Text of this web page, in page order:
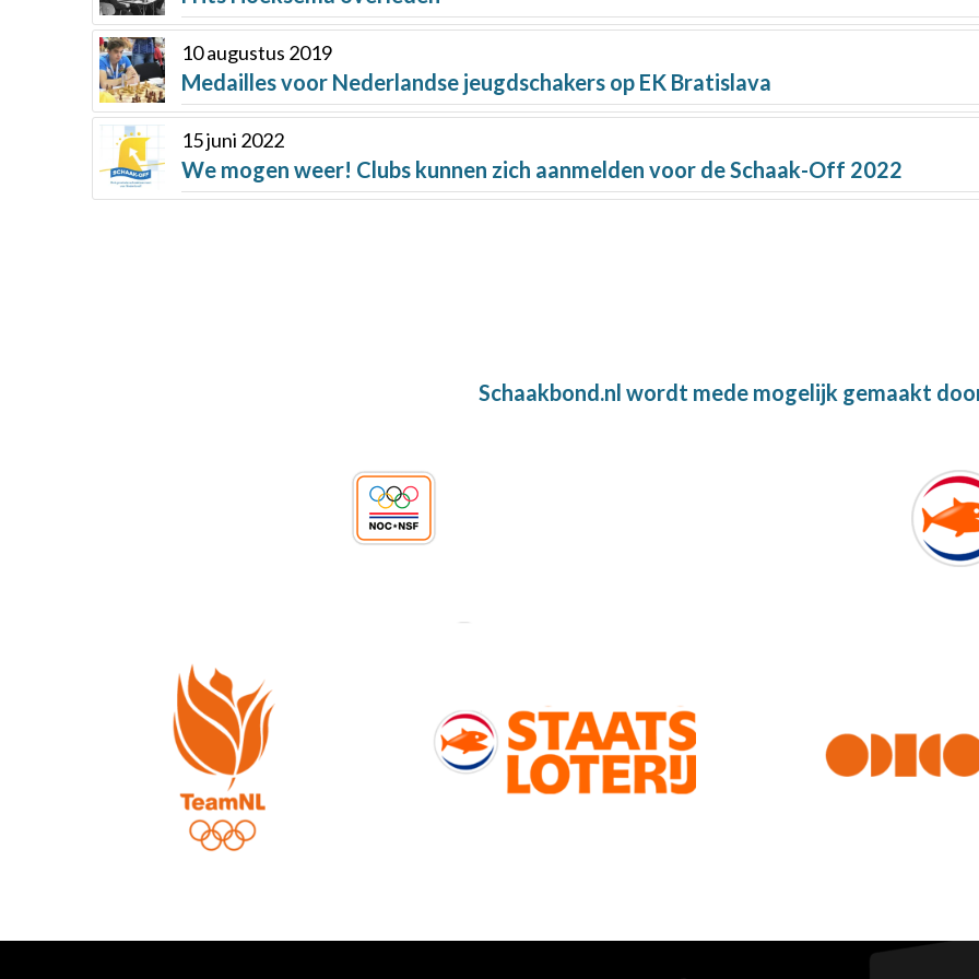
10 augustus 2019
Medailles voor Nederlandse jeugdschakers op EK Bratislava
15 juni 2022
We mogen weer! Clubs kunnen zich aanmelden voor de Schaak-Off 2022
Schaakbond.nl wordt mede mogelijk gemaakt